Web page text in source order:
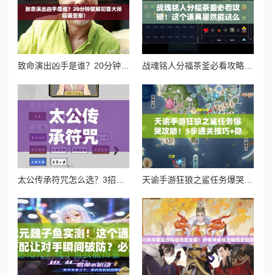
致命演出凶手是谁？20分钟破解犯罪大师隐藏答案！ 战魂铭人分福茶釜必看攻略！这个道具居然能这么用？逆天功能秒懂！
天谕手游狂狼之鲨任务爆哭攻略！5步通关技巧+隐藏奖励全解析